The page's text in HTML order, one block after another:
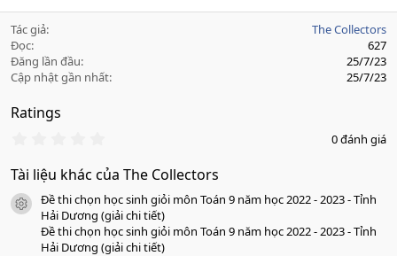
Tác giả
The Collectors
Đọc
627
Đăng lần đầu
25/7/23
Cập nhật gần nhất
25/7/23
Ratings
0
0
a
o
0 đánh giá
Tài liệu khác của The Collectors
icon tài liệu
Đề thi chọn học sinh giỏi môn Toán 9 năm học 2022 - 2023 - Tỉnh
Hải Dương (giải chi tiết)
Đề thi chọn học sinh giỏi môn Toán 9 năm học 2022 - 2023 - Tỉnh
Hải Dương (giải chi tiết)